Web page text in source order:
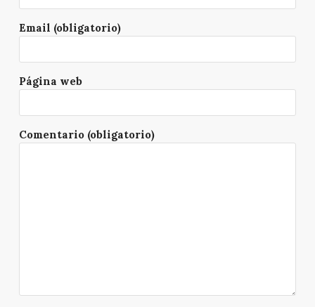
Email (obligatorio)
Página web
Comentario (obligatorio)